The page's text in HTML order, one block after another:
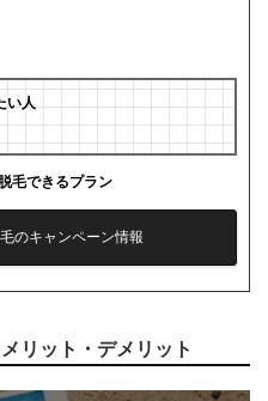
い人
毛できるプラン
のキャンペーン情報
リット・デメリット